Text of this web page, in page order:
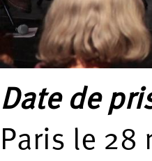
Date de
Paris le 28